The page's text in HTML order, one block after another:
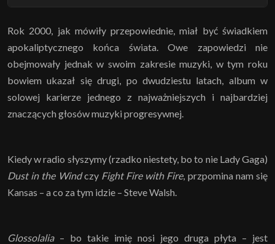
Rok 2000, jak mówiły przepowiednie, miał być świadkiem
apokaliptycznego końca świata. Owe zapowiedzi nie
obejmowały jednak w swoim zakresie muzyki, w tym roku
bowiem ukazał się drugi, po dwudziestu latach, album w
solowej karierze jednego z najważniejszych i najbardziej
znaczących głosów muzyki progresywnej.
Kiedy w radio słyszymy (rzadko niestety, bo to nie Lady Gaga)
Dust in the Wind czy Fight Fire with Fire, przpomina nam się
Kansas – a co za tym idzie – Steve Walsh.
Glossolalia– bo takie imię nosi jego druga płyta – jest